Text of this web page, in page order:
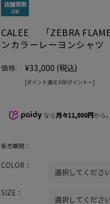
店舗受取
OK
CALEE 「ZEBRA
ンカラーレーヨンシャツ
価格: ¥33,000 (税込)
[ポイント還元 660ポイント〜]
なら月々11,000円から
販売期間：
COLOR：
SIZE：